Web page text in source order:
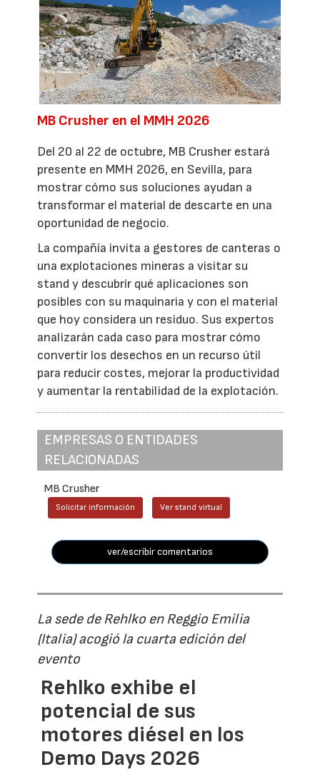
MB Crusher en el MMH 2026
Del 20 al 22 de octubre, MB Crusher estará
presente en MMH 2026, en Sevilla, para
mostrar cómo sus soluciones ayudan a
transformar el material de descarte en una
oportunidad de negocio.
La compañía invita a gestores de canteras o
una explotaciones mineras a visitar su
stand y descubrir qué aplicaciones son
posibles con su maquinaria y con el material
que hoy considera un residuo. Sus expertos
analizarán cada caso para mostrar cómo
convertir los desechos en un recurso útil
para reducir costes, mejorar la productividad
y aumentar la rentabilidad de la explotación.
EMPRESAS O ENTIDADES
RELACIONADAS
MB Crusher
Solicitar información Ver stand virtual
ver/escribir comentarios
La sede de Rehlko en Reggio Emilia
(Italia) acogió la cuarta edición del
evento
Rehlko exhibe el
potencial de sus
motores diésel en los
Demo Days 2026